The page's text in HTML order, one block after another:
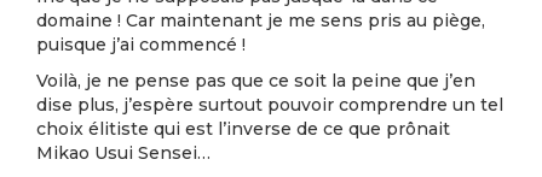
domaine ! Car maintenant je me sens pris au piège,
puisque j’ai commencé !
Voilà, je ne pense pas que ce soit la peine que j’en
dise plus, j’espère surtout pouvoir comprendre un tel
choix élitiste qui est l’inverse de ce que prônait
Mikao Usui Sensei…